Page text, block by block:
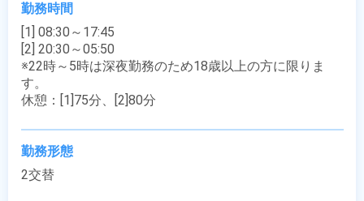
勤務時間
[1] 08:30～17:45
[2] 20:30～05:50
※22時～5時は深夜勤務のため18歳以上の方に限りま
す。
休憩：[1]75分、[2]80分
勤務形態
2交替